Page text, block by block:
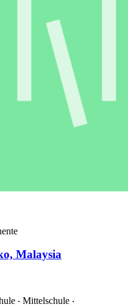
Malaysia
‧ Mittelschule ‧